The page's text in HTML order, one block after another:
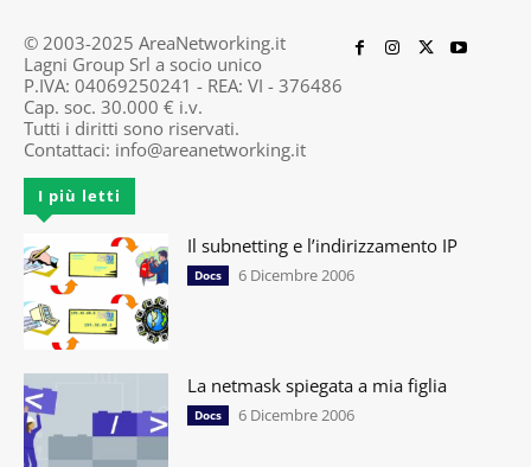
© 2003-2025 AreaNetworking.it
Lagni Group Srl a socio unico
P.IVA: 04069250241 - REA: VI - 376486
Cap. soc. 30.000 € i.v.
Tutti i diritti sono riservati.
Contattaci: info@areanetworking.it
I più letti
Il subnetting e l’indirizzamento IP
Docs 6 Dicembre 2006
La netmask spiegata a mia figlia
Docs 6 Dicembre 2006